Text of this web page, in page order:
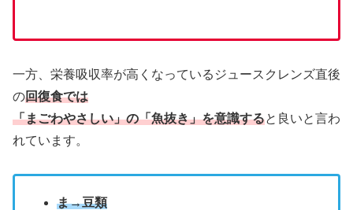
一方、栄養吸収率が高くなっているジュースクレンズ直後
の回復食では
「まごわやさしい」の「魚抜き」を意識すると良いと言わ
れています。
ま→豆類